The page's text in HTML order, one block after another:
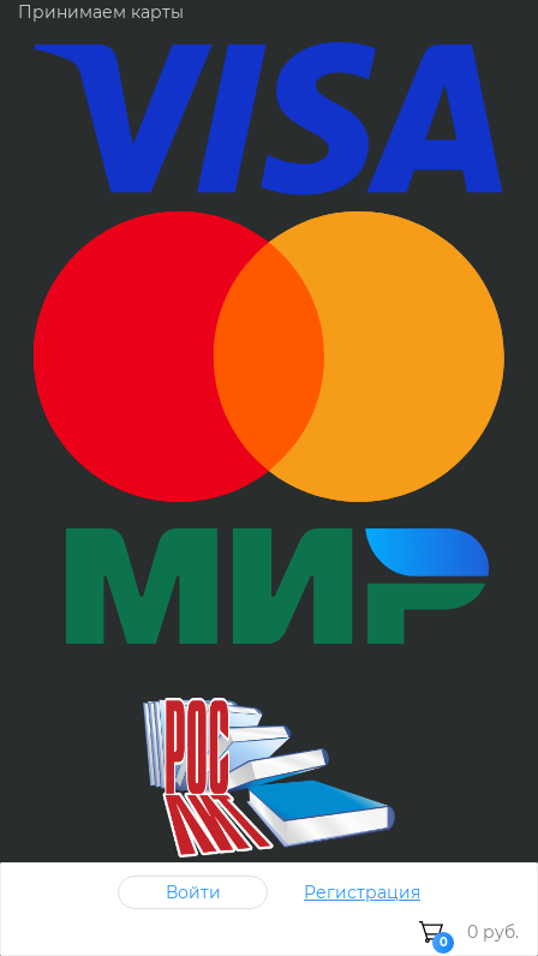
Принимаем карты
Войти Регистрация
0 0 руб.